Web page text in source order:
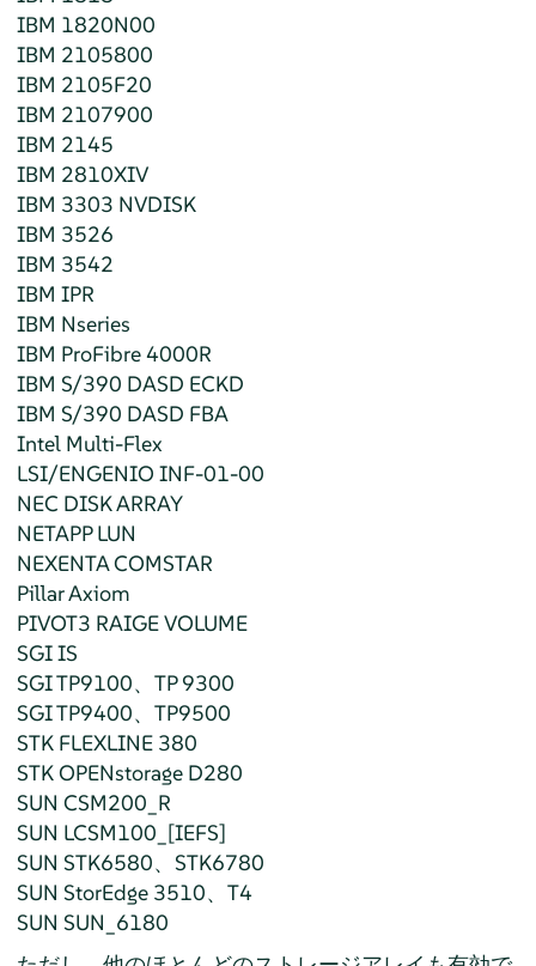
IBM 1820N00
IBM 2105800
IBM 2105F20
IBM 2107900
IBM 2145
IBM 2810XIV
IBM 3303 NVDISK
IBM 3526
IBM 3542
IBM IPR
IBM Nseries
IBM ProFibre 4000R
IBM S/390 DASD ECKD
IBM S/390 DASD FBA
Intel Multi-Flex
LSI/ENGENIO INF-01-00
NEC DISK ARRAY
NETAPP LUN
NEXENTA COMSTAR
Pillar Axiom
PIVOT3 RAIGE VOLUME
SGI IS
SGI TP9100、TP 9300
SGI TP9400、TP9500
STK FLEXLINE 380
STK OPENstorage D280
SUN CSM200_R
SUN LCSM100_[IEFS]
SUN STK6580、STK6780
SUN StorEdge 3510、T4
SUN SUN_6180